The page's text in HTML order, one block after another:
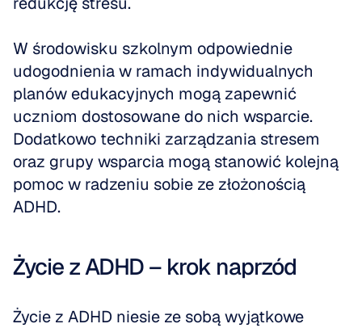
W środowisku szkolnym odpowiednie
udogodnienia w ramach indywidualnych
planów edukacyjnych mogą zapewnić
uczniom dostosowane do nich wsparcie.
Dodatkowo techniki zarządzania stresem
oraz grupy wsparcia mogą stanowić kolejną
pomoc w radzeniu sobie ze złożonością
ADHD.
Życie z ADHD – krok naprzód
Życie z ADHD niesie ze sobą wyjątkowe